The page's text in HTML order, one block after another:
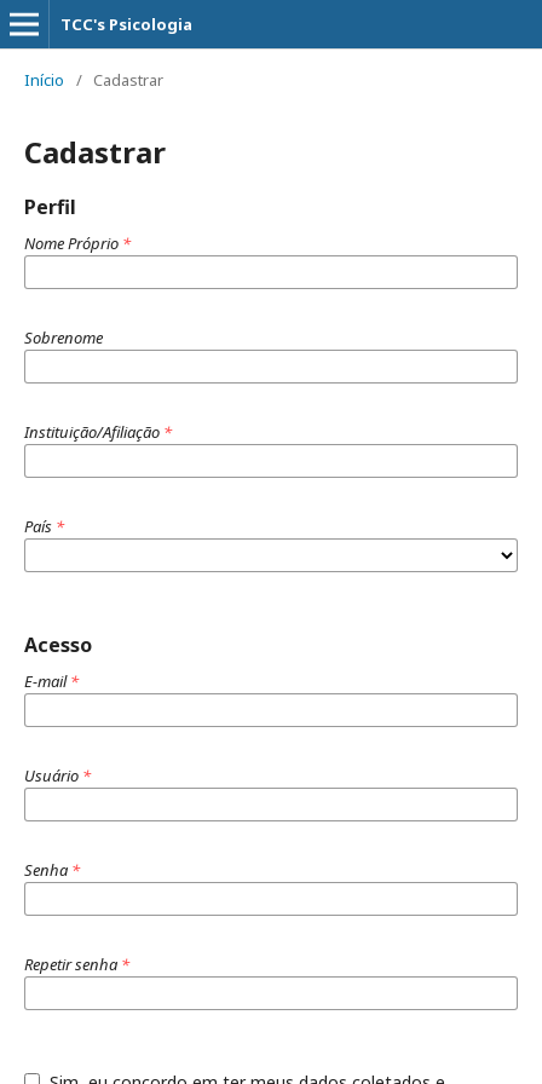
TCC's Psicologia
Início / Cadastrar
Cadastrar
Perfil
Nome Próprio *
Sobrenome
Instituição/Afiliação *
País *
Acesso
E-mail*
Usuário *
Senha *
Repetir senha *